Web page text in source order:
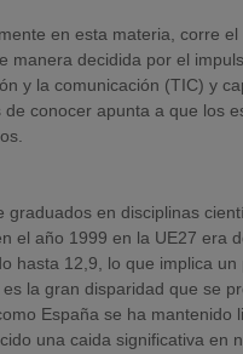
en esta materia, corre
manera decidida por el
y la comunicación (TIC) y
conocer apunta a que los
graduados en disciplinas
el año 1999 en la UE27 era
hasta 12,9, lo que implica
la gran disparidad que se
España se ha
una caida significativa en